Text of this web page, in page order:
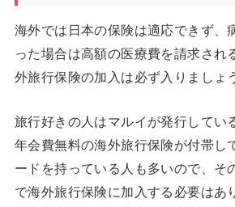
海外では日本の保険は適応できず、
った場合は高額の医療費を請求され
外旅行保険の加入は必ず入りましょ
旅行好きの人はマルイが発行してい
年会費無料の海外旅行保険が付帯し
ードを持っている人も多いので、そ
で海外旅行保険に加入する必要はあ